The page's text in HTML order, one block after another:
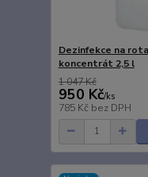
Dezinfekce na
koncentrát 2,5 l
1 047 Kč
950 Kč/ks
785 Kč bez DPH